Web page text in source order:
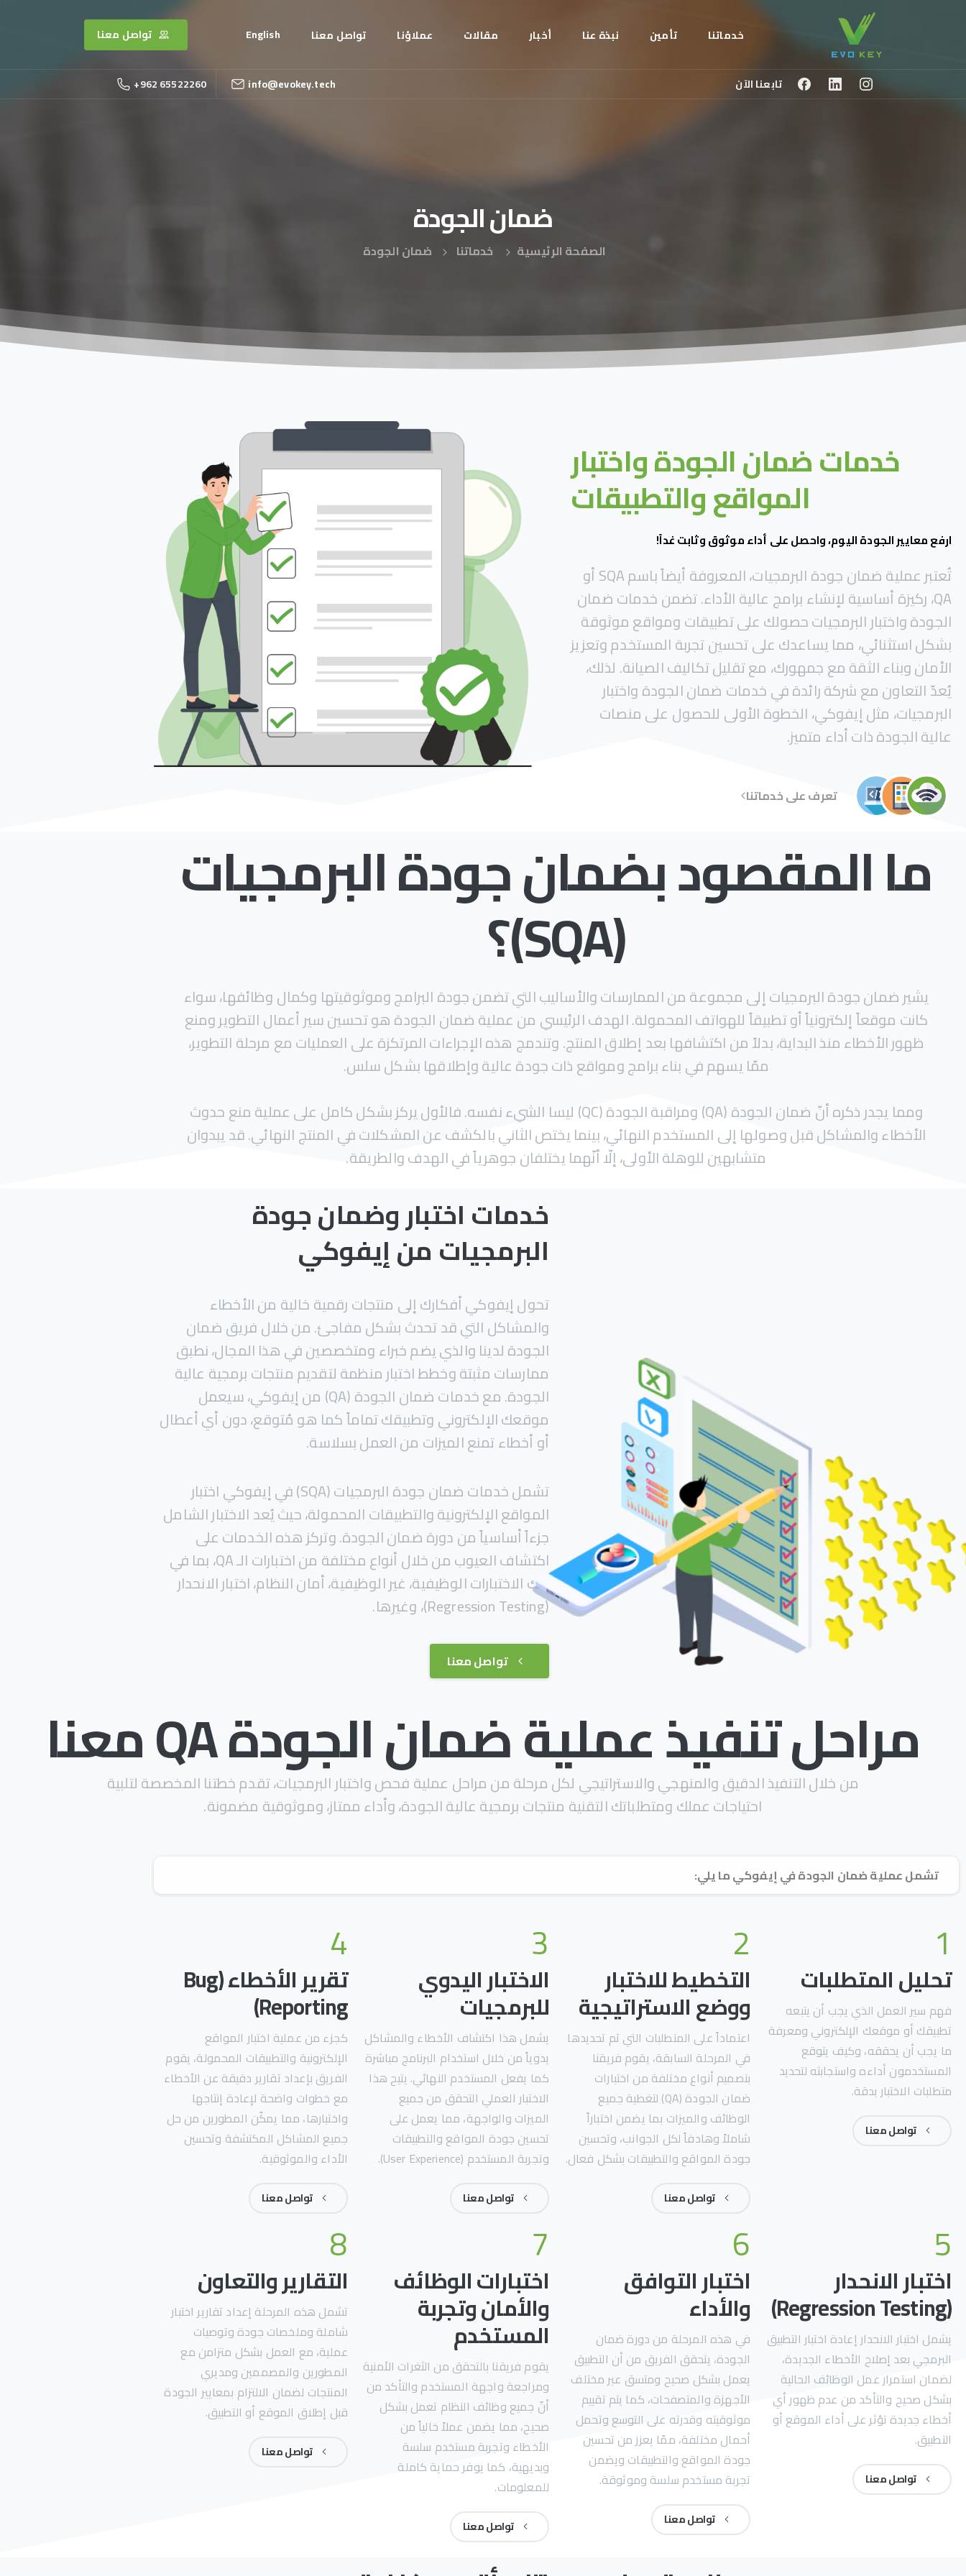
خدماتنا تأمين نبذة عنا أخبار مقالات عملاؤنا تواصل معنا English تواصل معنا
+962 65522260 info@evokey.tech تابعنا الآن
ضمانالجودة
الصفحة الرئيسية خدماتنا ضمان الجودة
خدمات ضمان الجودة واختبار
المواقع والتطبيقات
ارفع معايير الجودة اليوم، واحصل على أداء موثوق وثابت غداً!
تُعتبر عملية ضمان جودة البرمجيات، المعروفة أيضاً باسم SQA أو
QA، ركيزة أساسية لإنشاء برامج عالية الأداء. تضمن خدمات ضمان
الجودة واختبار البرمجيات حصولك على تطبيقات ومواقع موثوقة
بشكل استثنائي، مما يساعدك على تحسين تجربة المستخدم وتعزيز
الأمان وبناء الثقة مع جمهورك، مع تقليل تكاليف الصيانة. لذلك،
يُعدّ التعاون مع شركة رائدة في خدمات ضمان الجودة واختبار
البرمجيات، مثل إيفوكي، الخطوة الأولى للحصول على منصات
عالية الجودة ذات أداء متميز.
تعرف على خدماتنا
ما المقصود بضمان جودة البرمجيات
(SQA)؟
يشير ضمان جودة البرمجيات إلى مجموعة من الممارسات والأساليب التي تضمن جودة البرامج وموثوقيتها وكمال وظائفها، سواء
كانت موقعاً إلكترونياً أو تطبيقاً للهواتف المحمولة. الهدف الرئيسي من عملية ضمان الجودة هو تحسين سير أعمال التطوير ومنع
ظهور الأخطاء منذ البداية، بدلاً من اكتشافها بعد إطلاق المنتج. وتندمج هذه الإجراءات المرتكزة على العمليات مع مرحلة التطوير،
ممّا يسهم في بناء برامج ومواقع ذات جودة عالية وإطلاقها بشكل سلس.
ومما يجدر ذكره أنّ ضمان الجودة (QA) ومراقبة الجودة (QC) ليسا الشيء نفسه. فالأول يركز بشكل كامل على عملية منع حدوث
الأخطاء والمشاكل قبل وصولها إلى المستخدم النهائي، بينما يختص الثاني بالكشف عن المشكلات في المنتج النهائي. قد يبدوان
متشابهين للوهلة الأولى، إلّا أنّهما يختلفان جوهرياً في الهدف والطريقة.
خدماتاختباروضمانجودة
البرمجياتمنإيفوكي
تحول إيفوكي أفكارك إلى منتجات رقمية خالية من الأخطاء
والمشاكل التي قد تحدث بشكل مفاجئ. من خلال فريق ضمان
الجودة لدينا والذي يضم خبراء ومتخصصين في هذا المجال، نطبق
ممارسات مثبتة وخطط اختبار منظمة لتقديم منتجات برمجية عالية
الجودة. مع خدمات ضمان الجودة (QA) من إيفوكي، سيعمل
موقعك الإلكتروني وتطبيقك تماماً كما هو مُتوقع، دون أي أعطال
أو أخطاء تمنع الميزات من العمل بسلاسة.
تشمل خدمات ضمان جودة البرمجيات (SQA) في إيفوكي اختبار
المواقع الإلكترونية والتطبيقات المحمولة، حيث يُعد الاختبار الشامل
جزءاً أساسياً من دورة ضمان الجودة. وتركز هذه الخدمات على
اكتشاف العيوب من خلال أنواع مختلفة من اختبارات الـ QA، بما في
ذلك الاختبارات الوظيفية، غير الوظيفية، أمان النظام، اختبار الانحدار
(Regression Testing)، وغيرها.
تواصل معنا
مراحل تنفيذ عملية ضمان الجودة QA معنا
من خلال التنفيذ الدقيق والمنهجي والاستراتيجي لكل مرحلة من مراحل عملية فحص واختبار البرمجيات، تقدم خطتنا المخصصة لتلبية
احتياجات عملك ومتطلباتك التقنية منتجات برمجية عالية الجودة، وأداء ممتاز، وموثوقية مضمونة.
تشمل عملية ضمان الجودة في إيفوكي ما يلي:
1
تحليل المتطلبات
فهم سير العمل الذي يجب أن يتبعه
تطبيقك أو موقعك الإلكتروني ومعرفة
ما يجب أن يحققه، وكيف يتوقع
المستخدمون أداءه واستجابته لتحديد
متطلبات الاختبار بدقة.
تواصل معنا
2
التخطيط للاختبار
ووضع الاستراتيجية
اعتماداً على المتطلبات التي تم تحديدها
في المرحلة السابقة، يقوم فريقنا
بتصميم أنواع مختلفة من اختبارات
ضمان الجودة (QA) لتغطية جميع
الوظائف والميزات بما يضمن اختباراً
شاملاً وهادفاً لكل الجوانب، وتحسين
جودة المواقع والتطبيقات بشكل فعال.
تواصل معنا
3
الاختبار اليدوي
للبرمجيات
يشمل هذا اكتشاف الأخطاء والمشاكل
يدوياً من خلال استخدام البرنامج مباشرة
كما يفعل المستخدم النهائي. يتيح هذا
الاختبار العملي التحقق من جميع
الميزات والواجهة، مما يعمل على
تحسين جودة المواقع والتطبيقات
وتجربة المستخدم (User Experience).
تواصل معنا
4
تقرير الأخطاء (Bug
Reporting)
كجزء من عملية اختبار المواقع
الإلكترونية والتطبيقات المحمولة، يقوم
الفريق بإعداد تقارير دقيقة عن الأخطاء
مع خطوات واضحة لإعادة إنتاجها
واختبارها، مما يمكّن المطورين من حل
جميع المشاكل المكتشفة وتحسين
الأداء والموثوقية.
تواصل معنا
5
اختبار الانحدار
(Regression Testing)
يشمل اختبار الانحدار إعادة اختبار التطبيق
البرمجي بعد إصلاح الأخطاء الجديدة،
لضمان استمرار عمل الوظائف الحالية
بشكل صحيح والتأكد من عدم ظهور أي
أخطاء جديدة تؤثر على أداء الموقع أو
التطبيق.
تواصل معنا
6
اختبار التوافق
والأداء
في هذه المرحلة من دورة ضمان
الجودة، يتحقق الفريق من أن التطبيق
يعمل بشكل صحيح ومتسق عبر مختلف
الأجهزة والمتصفحات، كما يتم تقييم
موثوقيته وقدرته على التوسع وتحمل
أحمال مختلفة، ممّا يعزز من تحسين
جودة المواقع والتطبيقات ويضمن
تجربة مستخدم سلسة وموثوقة.
تواصل معنا
7
اختبارات الوظائف
والأمان وتجربة
المستخدم
يقوم فريقنا بالتحقق من الثغرات الأمنية
ومراجعة واجهة المستخدم والتأكد من
أنّ جميع وظائف النظام تعمل بشكل
صحيح، مما يضمن عملاً خالياً من
الأخطاء وتجربة مستخدم سلسة
وبديهية، كما يوفر حماية كاملة
للمعلومات.
تواصل معنا
8
التقارير والتعاون
تشمل هذه المرحلة إعداد تقارير اختبار
شاملة وملخصات جودة وتوصيات
عملية، مع العمل بشكل متزامن مع
المطورين والمصممين ومديري
المنتجات لضمان الالتزام بمعايير الجودة
قبل إطلاق الموقع أو التطبيق.
تواصل معنا